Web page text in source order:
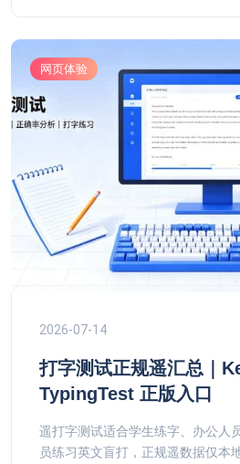
网页体验
2026-07-14
打字测试正规遥汇总｜
TypingTest 正版入口
遥打字测试适合学生练字、办公人
员练习英文盲打，正规遥数据仅本